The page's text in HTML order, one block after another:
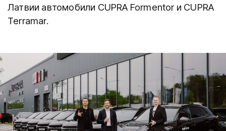
Контакты
ул. К. Улманя гатве, 96
CUPRA Garage un XPENG
ул. Краста, 42
CUPRA, SEAT, MG un mazlietoti auto
Помощь на дороге
Латвии автомобили CUPRA Formentor и CUPRA
Terramar.